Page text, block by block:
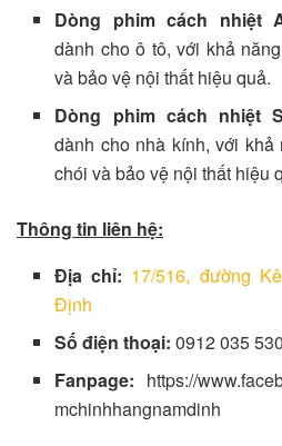
Dòng phim cách nhiệt
dành cho ô tô, với khả
và bảo vệ nội thất hiệu quả.
Dòng phim cách nhiệt
dành cho nhà kính, với khả
chói và bảo vệ nội thất hiệu
Thông tin liên hệ:
Địa chỉ: 17/516, đường
Định
Số điện thoại:0912 035 530
Fanpage: https://
mchinhhangnamdinh